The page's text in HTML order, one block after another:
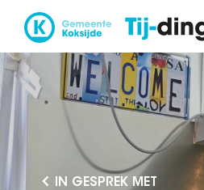
Overslaan
naar
de
inhoud
gaan
IN GESPREK MET